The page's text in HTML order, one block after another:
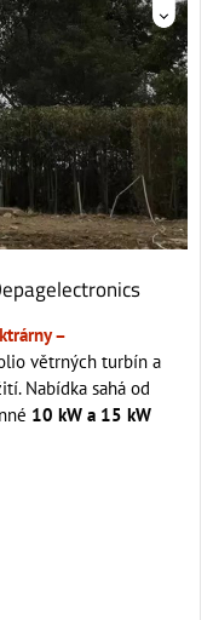
–
větrných turbín a
Nabídka sahá od
10 kW a 15 kW